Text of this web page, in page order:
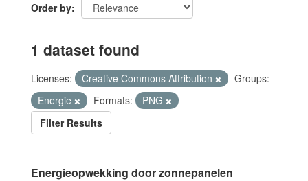
Order by
1 dataset found
Licenses: Creative Commons Attribution
Groups:
Energie
Formats:
PNG
Filter Results
Energieopwekking door zonnepanelen